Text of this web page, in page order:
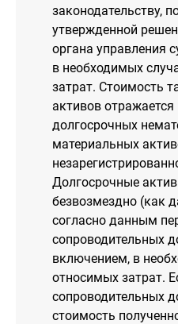
законодательству,
утвержденной
органа управления
в необходимых
затрат. Стоимость
активов
долгосрочных
материальных
Долгосрочные
безвозмездно (как
согласно данным
сопроводительных
включением, в
относимых затрат.
сопроводительных
стоимость